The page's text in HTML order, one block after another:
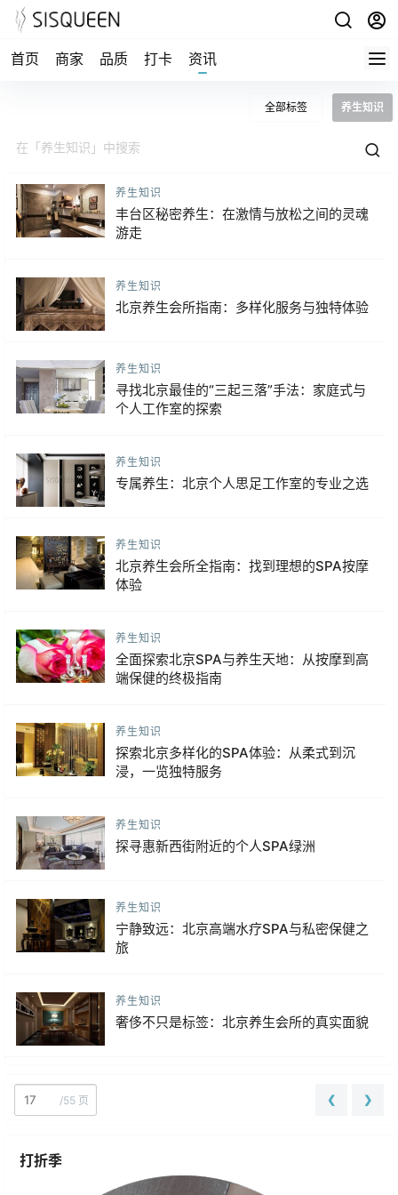
首页 商家 品质 打卡 资讯
全部标签 养生知识
养生知识
丰台区秘密养生：在激情与放松之间的灵魂
游走
养生知识
北京养生会所指南：多样化服务与独特体验
养生知识
寻找北京最佳的“三起三落”手法：家庭式与
个人工作室的探索
养生知识
专属养生：北京个人思足工作室的专业之选
养生知识
北京养生会所全指南：找到理想的SPA按摩
体验
养生知识
全面探索北京SPA与养生天地：从按摩到高
端保健的终极指南
养生知识
探索北京多样化的SPA体验：从柔式到沉
浸，一览独特服务
养生知识
探寻惠新西街附近的个人SPA绿洲
养生知识
宁静致远：北京高端水疗SPA与私密保健之
旅
养生知识
奢侈不只是标签：北京养生会所的真实面貌
/55 页 ❮ ❯
打折季